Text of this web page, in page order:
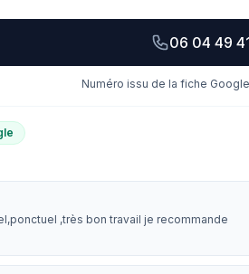
06 04 49
Numéro issu de la fiche
,très bon travail je recommande